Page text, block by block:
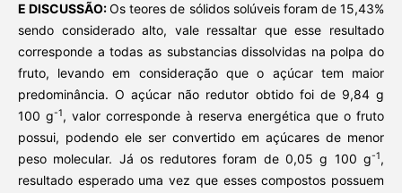
E DISCUSSÃO:Os teores de sólidos solúveis foram de 15,43%
sendo considerado alto, vale ressaltar que esse resultado
corresponde a todas as substancias dissolvidas na polpa do
fruto, levando em consideração que o açúcar tem maior
predominância. O açúcar não redutor obtido foi de 9,84 g
100 g-1, valor corresponde à reserva energética que o fruto
possui, podendo ele ser convertido em açúcares de menor
peso molecular. Já os redutores foram de 0,05 g 100 g-1,
resultado esperado uma vez que esses compostos possuem